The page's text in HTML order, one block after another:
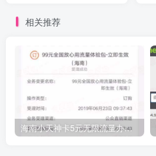
相关推荐
海南小天神卡5元无限流量办理的方法，5元流量不限量自行车来了